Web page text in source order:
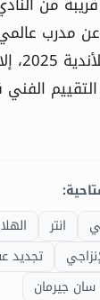
مدرب
كأس
الفني
انتر
تجديد
جيرمان